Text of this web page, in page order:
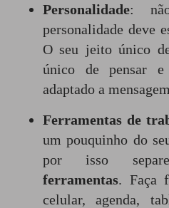
Personalidade:
personalidade deve
O seu jeito único
único de pensar e
adaptado a
Ferramentas de
um pouquinho do
por isso
ferramentas. Faça
celular, agenda,